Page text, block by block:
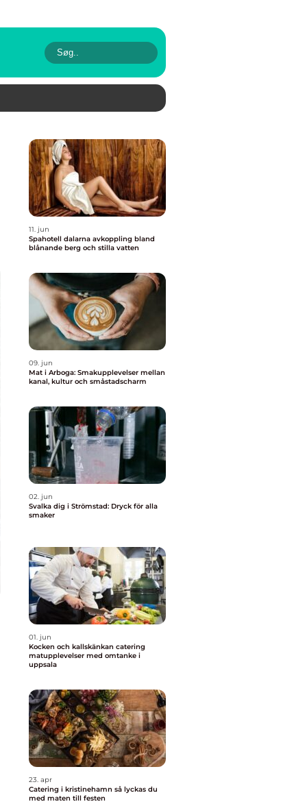
11. jun
Spahotell dalarna avkoppling bland
blånande berg och stilla vatten
09. jun
Mat i Arboga: Smakupplevelser mellan
kanal, kultur och småstadscharm
02. jun
Svalka dig i Strömstad: Dryck för alla
smaker
01. jun
Kocken och kallskänkan catering
matupplevelser med omtanke i
uppsala
23. apr
Catering i kristinehamn så lyckas du
med maten till festen